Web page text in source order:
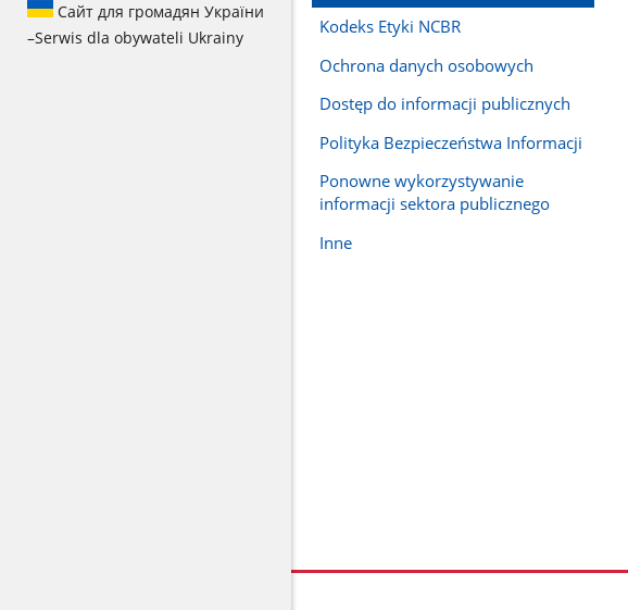
Сайт для громадян України
–Serwis dla obywateli Ukrainy
Kodeks Etyki NCBR
Ochrona danych osobowych
Dostęp do informacji publicznych
Polityka Bezpieczeństwa Informacji
Ponowne wykorzystywanie
informacji sektora publicznego
Inne